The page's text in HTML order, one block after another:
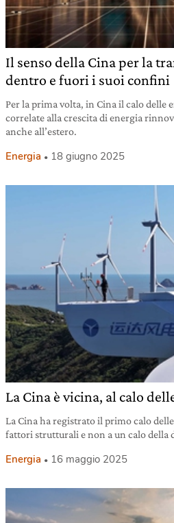
Il senso della Cina per la
dentro e fuori i suoi confini
Per la prima volta, in Cina il calo delle
correlate alla crescita di energia
anche all’estero.
Energia 18 giugno 2025
La Cina è vicina, al calo
La Cina ha registrato il primo calo
fattori strutturali e non a un calo della
Energia 16 maggio 2025